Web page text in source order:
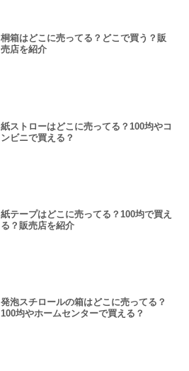
桐箱はどこに売ってる？どこで買う？販
売店を紹介
紙ストローはどこに売ってる？100均やコ
ンビニで買える？
紙テープはどこに売ってる？100均で買え
る？販売店を紹介
発泡スチロールの箱はどこに売ってる？
100均やホームセンターで買える？